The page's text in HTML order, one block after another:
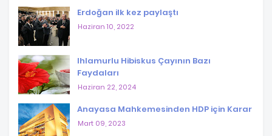
Erdoğan ilk kez paylaştı
Haziran 10, 2022
Ihlamurlu Hibiskus Çayının Bazı
Faydaları
Haziran 22, 2024
Anayasa Mahkemesinden HDP için Karar
Mart 09, 2023